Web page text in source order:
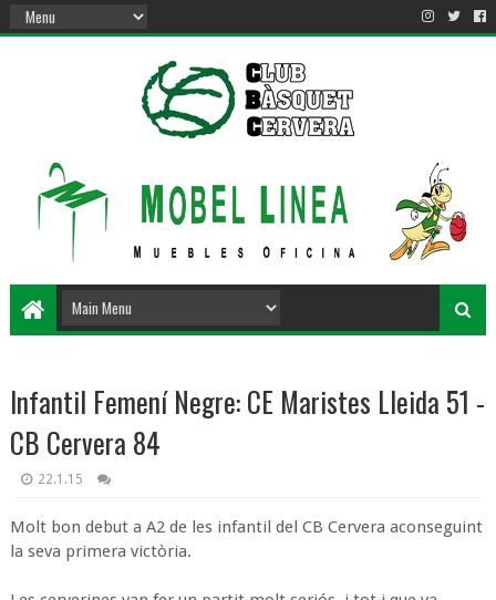
Infantil Femení Negre: CE Maristes Lleida 51 -
CB Cervera 84
22.1.15
Molt bon debut a A2 de les infantil del CB Cervera aconseguint
la seva primera victòria.